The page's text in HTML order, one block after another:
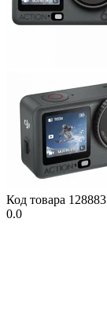
Код товара 128883
0.0